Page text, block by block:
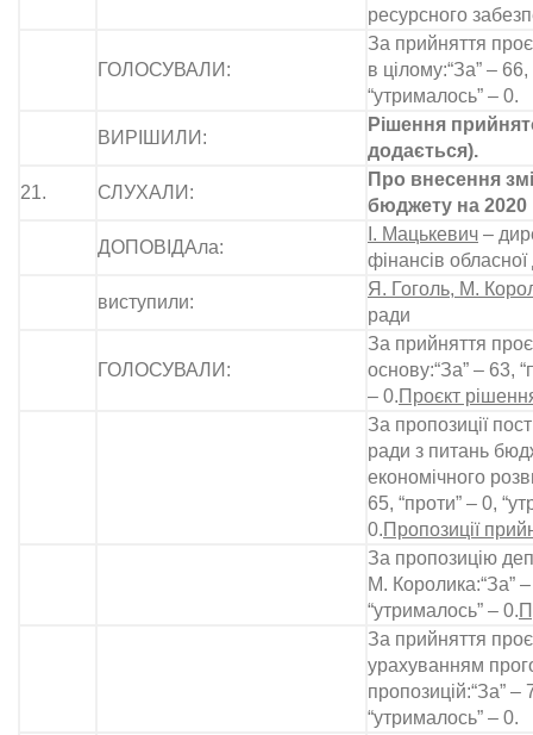
ресурсного
ГОЛОСУВАЛИ:
За прийняття
в цілому:“За” – 66,
“утрималось” – 0.
ВИРІШИЛИ:
Рішення
додається).
21. СЛУХАЛИ:
Про внесення
бюджету на 2020
ДОПОВІДАла:
І. Мацькевич –
фінансів обласної
виступили:
Я. Гоголь, М.
ради
ГОЛОСУВАЛИ:
За прийняття
основу:“За” – 63,
– 0.Проєкт
За пропозиції
ради з питань
економічного
65, “проти” – 0,
0.Пропозиції
За пропозицію
М. Королика:“За”
“утрималось” – 0.
За прийняття
урахуванням
пропозицій:“За” –
“утрималось” – 0.